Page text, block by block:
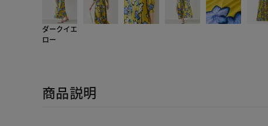
ダークイエ
ロー
商品説明